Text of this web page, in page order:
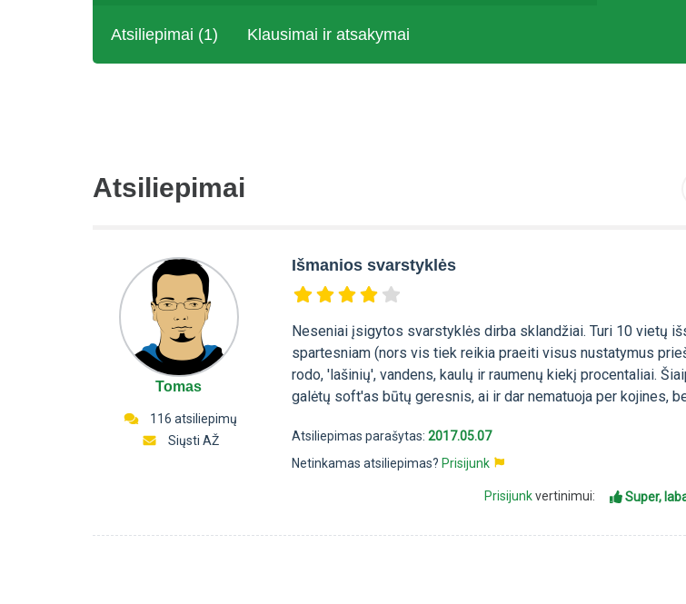
Atsiliepimai (1) Klausimai ir atsakymai
Atsiliepimai
Tomas
116 atsiliepimų
Siųsti AŽ
Išmanios svarstyklės
Neseniai įsigytos svarstyklės dirba sklandžiai. Turi 10 vietų
spartesniam (nors vis tiek reikia praeiti visus nustatymus
rodo, 'lašinių', vandens, kaulų ir raumenų kiekį procentaliai.
galėtų soft'as būtų geresnis, ai ir dar nematuoja per kojines,
Atsiliepimas parašytas:2017.05.07
Netinkamas atsiliepimas? Prisijunk
Prisijunkvertinimui: Super,